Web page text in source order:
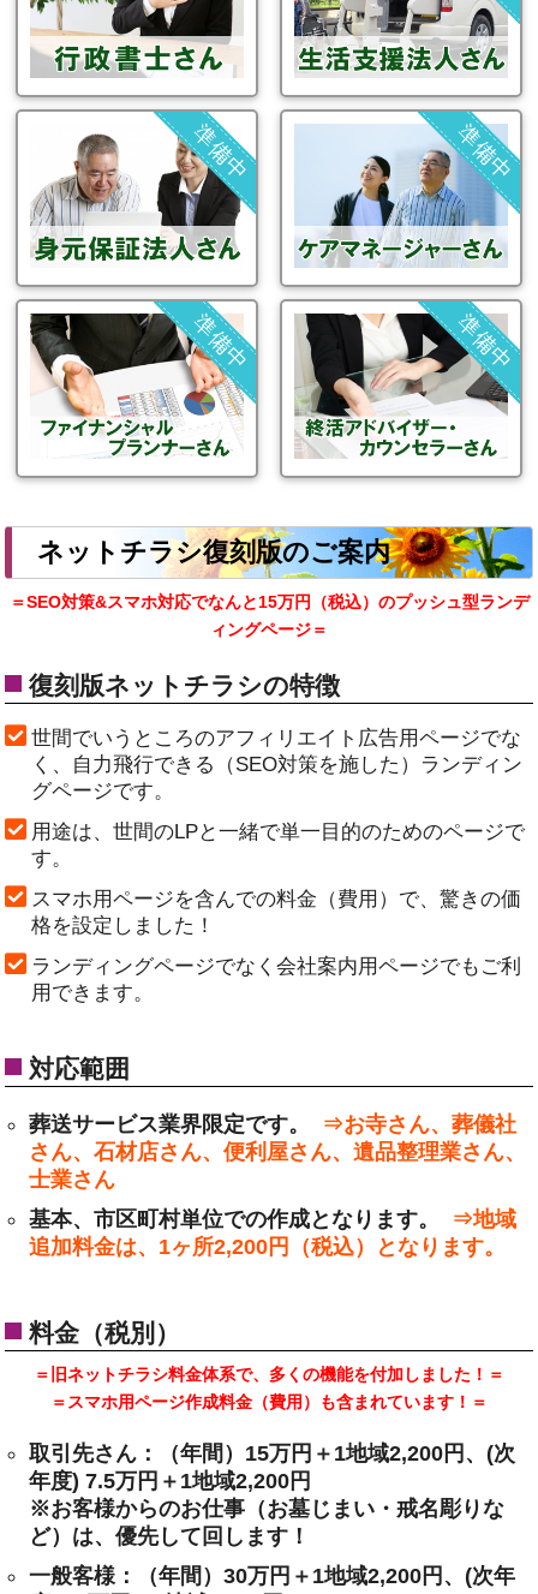
準備中 準備中
準備中 準備中
ネットチラシ復刻版のご案内
＝SEO対策&スマホ対応でなんと15万円（税込）のプッシュ型ランデ
ィングページ＝
復刻版ネットチラシの特徴
世間でいうところのアフィリエイト広告用ページでな
く、自力飛行できる（SEO対策を施した）ランディン
グページです。
用途は、世間のLPと一緒で単一目的のためのページで
す。
スマホ用ページを含んでの料金（費用）で、驚きの価
格を設定しました！
ランディングページでなく会社案内用ページでもご利
用できます。
対応範囲
葬送サービス業界限定です。
⇒お寺さん、葬儀社
さん、石材店さん、便利屋さん、遺品整理業さん、
士業さん
基本、市区町村単位での作成となります。
⇒地域
追加料金は、1ヶ所2,200円（税込）となります。
料金（税別）
＝旧ネットチラシ料金体系で、多くの機能を付加しました！＝
＝スマホ用ページ作成料金（費用）も含まれています！＝
取引先さん：（年間）15万円＋1地域2,200円、(次
年度) 7.5万円＋1地域2,200円
※お客様からのお仕事（お墓じまい・戒名彫りな
ど）は、優先して回します！
一般客様：（年間）30万円＋1地域2,200円、(次年